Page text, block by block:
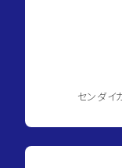
女
駅
万
センダイ